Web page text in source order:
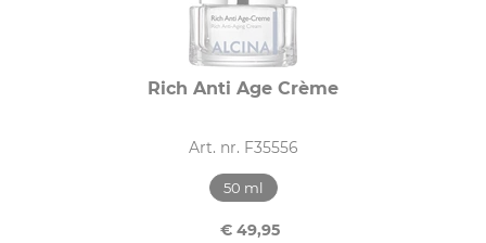
Rich Anti Age Crème
Art. nr. F35556
50 ml
€ 49,95